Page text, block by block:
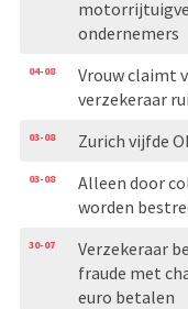
ondernemers
04-08
Vrouw claimt
verzekeraar
03-08 Zurich vijfde
03-08
Alleen door
worden
30-07
Verzekeraar
fraude met
euro betalen